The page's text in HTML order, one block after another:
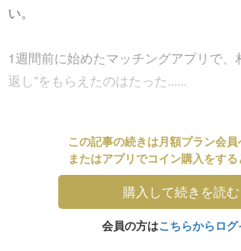
い。
1週間前に始めたマッチングアプリで、
返し”をもらえたのはたった......
この記事の続きは月額プラン会員
またはアプリでコイン購入をす
購入して続きを読む
会員の方はこちらからログ